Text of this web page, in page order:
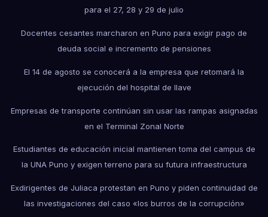
para el 27, 28 y 29 de julio
Docentes cesantes marcharon en Puno para exigir pago de
deuda social e incremento de pensiones
El 14 de agosto se conocerá a la empresa que retomará la
ejecución del hospital de Ilave
Empresas de transporte continúan sin usar las rampas asignadas
en el Terminal Zonal Norte
Estudiantes de educación inicial mantienen toma del campus de
la UNA Puno y exigen terreno para su futura infraestructura
Exdirigentes de Juliaca protestan en Puno y piden continuidad de
las investigaciones del caso «los burros de la corrupción»